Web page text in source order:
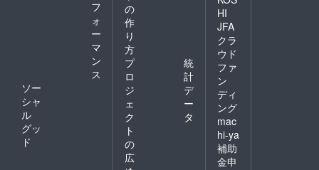
フ
ォ
ー
マ
ン
ス
ソー
シャ
ル
グッ
ド
の
作
り
方
プ
ロ
ジ
ェ
ク
ト
の
広
統
計
デ
ー
タ
HI
JFA
クラ
ウド
ファ
ン
ディ
ング
mac
hi-ya
補助
金申